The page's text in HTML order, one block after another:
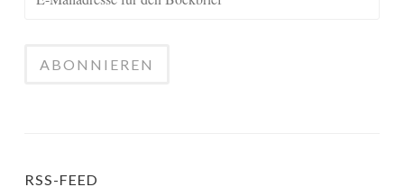
RSS-FEED